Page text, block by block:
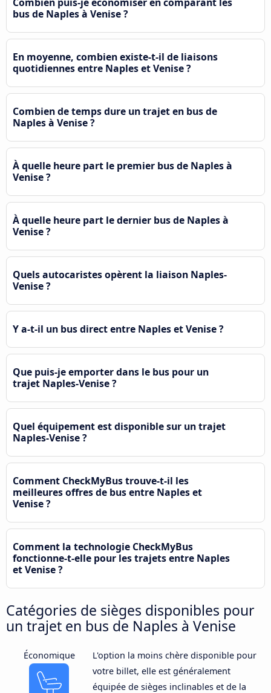
bus de Naples à Venise ?
En moyenne, combien existe-t-il de liaisons
quotidiennes entre Naples et Venise ?
Combien de temps dure un trajet en bus de
Naples à Venise ?
À quelle heure part le premier bus de Naples à
Venise ?
À quelle heure part le dernier bus de Naples à
Venise ?
Quels autocaristes opèrent la liaison Naples-
Venise ?
Y a-t-il un bus direct entre Naples et Venise ?
Que puis-je emporter dans le bus pour un
trajet Naples-Venise ?
Quel équipement est disponible sur un trajet
Naples-Venise ?
Comment CheckMyBus trouve-t-il les
meilleures offres de bus entre Naples et
Venise ?
Comment la technologie CheckMyBus
fonctionne-t-elle pour les trajets entre Naples
et Venise ?
Catégories de sièges disponibles pour
un trajet en bus de Naples à Venise
Économique
L'option la moins chère disponible pour
votre billet, elle est généralement
équipée de sièges inclinables et de la